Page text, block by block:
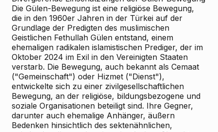
Die Gülen-Bewegung ist eine religiöse Bewegung,
die in den 1960er Jahren in der Türkei auf der
Grundlage der Predigten des muslimischen
Geistlichen Fethullah Gülen entstand, einem
ehemaligen radikalen islamistischen Prediger, der im
Oktober 2024 im Exil in den Vereinigten Staaten
verstarb. Die Bewegung, auch bekannt als Cemaat
("Gemeinschaft") oder Hizmet ("Dienst"),
entwickelte sich zu einer zivilgesellschaftlichen
Bewegung, an der religiöse, bildungsbezogene und
soziale Organisationen beteiligt sind. Ihre Gegner,
darunter auch ehemalige Anhänger, äußern
Bedenken hinsichtlich des sektenähnlichen,